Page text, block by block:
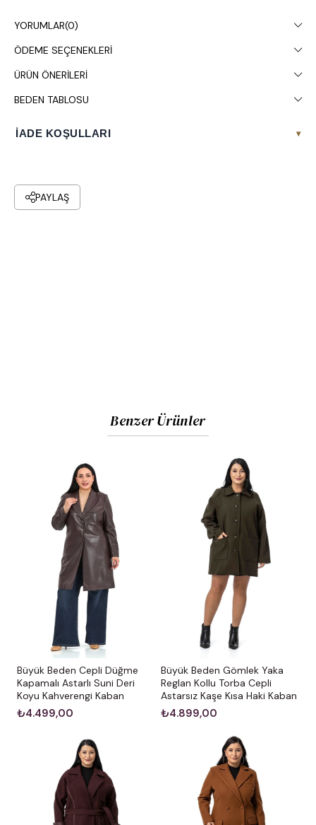
YORUMLAR(0)
ÖDEME SEÇENEKLERI
ÜRÜN ÖNERILERI
BEDEN TABLOSU
İADE KOŞULLARI ▾
PAYLAŞ
Benzer Ürünler
Büyük Beden Cepli Düğme
Kapamalı Astarlı Suni Deri
Koyu Kahverengi Kaban
₺4.499,00
Büyük Beden Gömlek Yaka
Reglan Kollu Torba Cepli
Astarsız Kaşe Kısa Haki Kaban
₺4.899,00